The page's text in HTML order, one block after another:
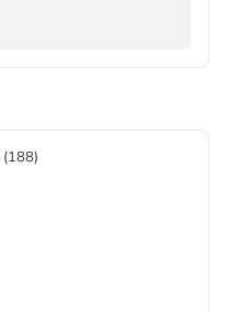
(188)